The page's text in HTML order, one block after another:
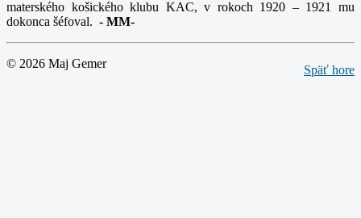
materského košického klubu KAC, v rokoch 1920 – 1921 mu
dokonca šéfoval. - MM-
Späť hore
© 2026 Maj Gemer